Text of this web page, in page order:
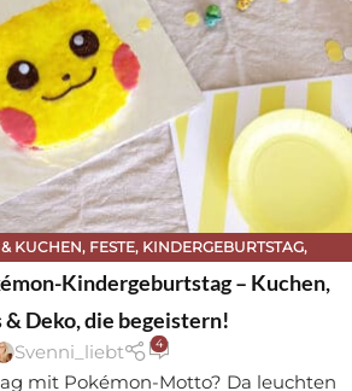
KUCHEN, FESTE, KINDERGEBURTSTAG,
& MOTTO-REZEPTE
Kindergeburtstag – Kuchen,
& Deko, die begeistern!
Svenni_liebt 4
mit Pokémon-Motto? Da leuchten